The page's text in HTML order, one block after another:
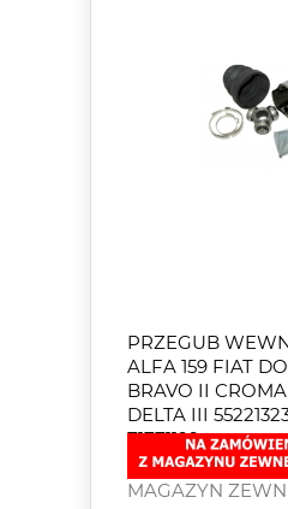
PRZEGUB
ALFA 159 FIAT
BRAVO II
DELTA III
71771199
MAGAZYN